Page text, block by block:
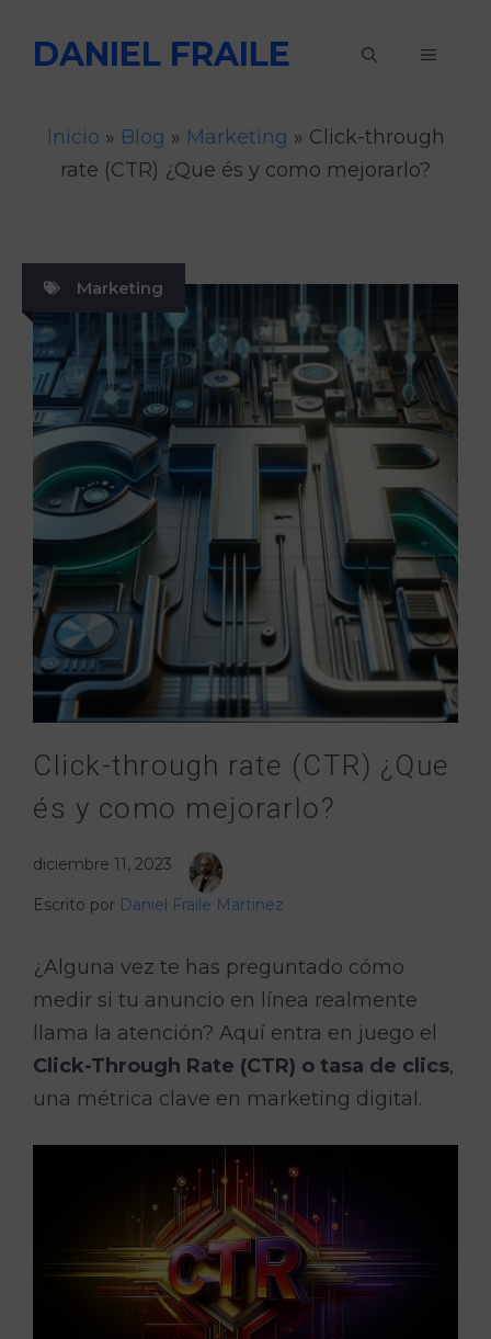
DANIEL FRAILE MENÚ
Inicio » Blog » Marketing » Click-through
rate (CTR) ¿Que és y como mejorarlo?
Marketing
Click-through rate (CTR) ¿Que
és y como mejorarlo?
diciembre 11, 2023
Escrito por Daniel Fraile Martinez
¿Alguna vez te has preguntado cómo
medir si tu anuncio en línea realmente
llama la atención? Aquí entra en juego el
Click-Through Rate (CTR) o tasa de clics,
una métrica clave en marketing digital.